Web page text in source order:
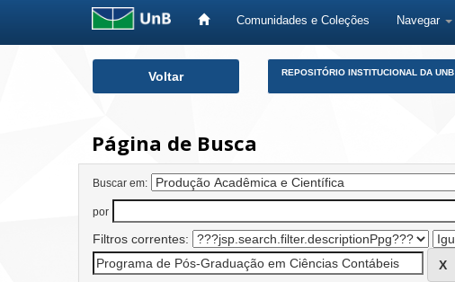
Comunidades e Coleções Navegar
Voltar REPOSITÓRIO INSTITUCIONAL DA UNB
Página de Busca
Buscar em:
por
Filtros correntes: